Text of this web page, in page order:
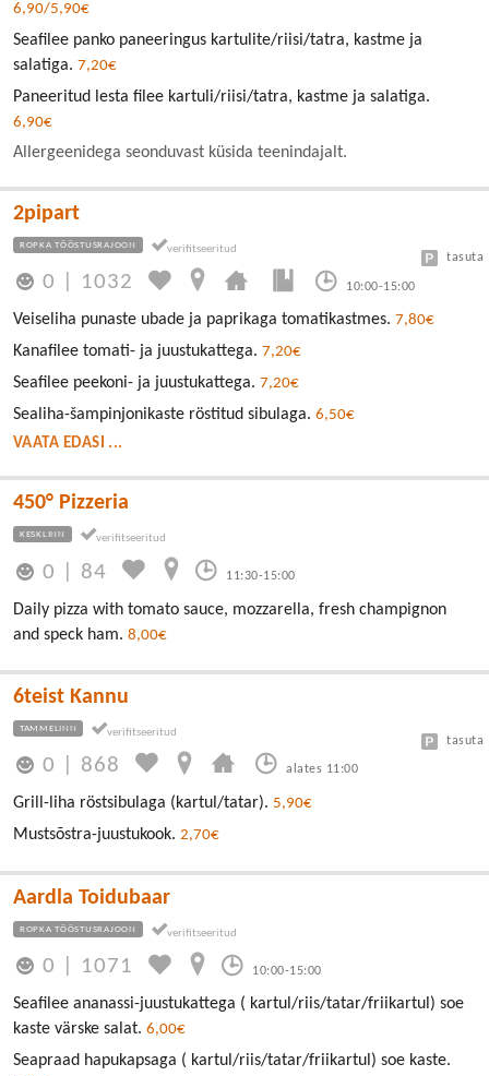
6,90/5,90€
Seafilee panko paneeringus kartulite/riisi/tatra, kastme ja
salatiga. 7,20€
Paneeritud lesta filee kartuli/riisi/tatra, kastme ja salatiga.
6,90€
Allergeenidega seonduvast küsida teenindajalt.
2pipart
ROPKA TÖÖSTUSRAJOON
0 1032 10:00-15:00
tasuta
Veiseliha punaste ubade ja paprikaga tomatikastmes. 7,80€
Kanafilee tomati- ja juustukattega. 7,20€
Seafilee peekoni- ja juustukattega. 7,20€
Sealiha-šampinjonikaste röstitud sibulaga. 6,50€
VAATA EDASI ...
450° Pizzeria
KESKLINN
0 84 11:30-15:00
Daily pizza with tomato sauce, mozzarella, fresh champignon
and speck ham. 8,00€
6teist Kannu
TAMMELINN
0 868 alates 11:00
tasuta
Grill-liha röstsibulaga (kartul/tatar). 5,90€
Mustsõstra-juustukook. 2,70€
Aardla Toidubaar
ROPKA TÖÖSTUSRAJOON
0 1071 10:00-15:00
Seafilee ananassi-juustukattega ( kartul/riis/tatar/friikartul) soe
kaste värske salat. 6,00€
Seapraad hapukapsaga ( kartul/riis/tatar/friikartul) soe kaste.